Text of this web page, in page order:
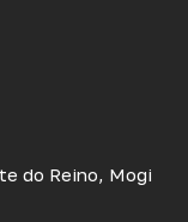
do Reino, Mogi